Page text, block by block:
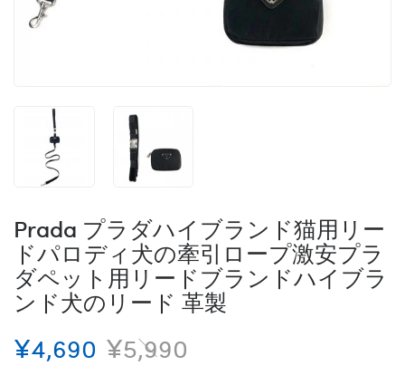
Prada プラダハイブランド猫用リー
ドパロディ犬の牽引ロープ激安プラ
ダペット用リードブランドハイブラ
ンド犬のリード 革製
¥4,690 ¥5,990